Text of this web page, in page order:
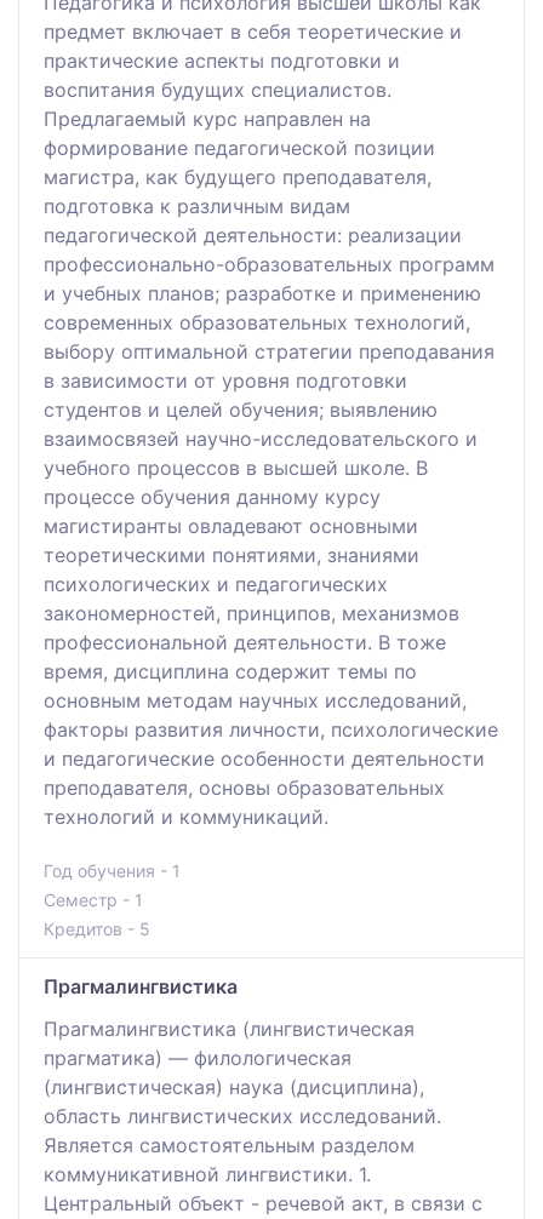
предмет включает в себя теоретические и
практические аспекты подготовки и
воспитания будущих специалистов.
Предлагаемый курс направлен на
формирование педагогической позиции
магистра, как будущего преподавателя,
подготовка к различным видам
педагогической деятельности: реализации
профессионально-образовательных программ
и учебных планов; разработке и применению
современных образовательных технологий,
выбору оптимальной стратегии преподавания
в зависимости от уровня подготовки
студентов и целей обучения; выявлению
взаимосвязей научно-исследовательского и
учебного процессов в высшей школе. В
процессе обучения данному курсу
магистиранты овладевают основными
теоретическими понятиями, знаниями
психологических и педагогических
закономерностей, принципов, механизмов
профессиональной деятельности. В тоже
время, дисциплина содержит темы по
основным методам научных исследований,
факторы развития личности, психологические
и педагогические особенности деятельности
преподавателя, основы образовательных
технологий и коммуникаций.
Год обучения - 1
Семестр - 1
Кредитов - 5
Прагмалингвистика
Прагмалингвистика (лингвистическая
прагматика) — филологическая
(лингвистическая) наука (дисциплина),
область лингвистических исследований.
Является самостоятельным разделом
коммуникативной лингвистики. 1.
Центральный объект - речевой акт, в связи с